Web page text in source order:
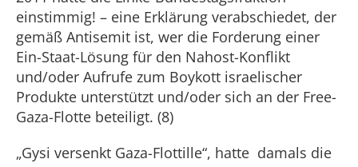
einstimmig! – eine Erklärung verabschiedet, der
gemäß Antisemit ist, wer die Forderung einer
Ein-Staat-Lösung für den Nahost-Konflikt
und/oder Aufrufe zum Boykott israelischer
Produkte unterstützt und/oder sich an der Free-
Gaza-Flotte beteiligt. (8)
„Gysi versenkt Gaza-Flottille“, hatte damals die